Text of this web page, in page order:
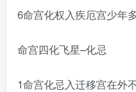
6命宫化权入疾厄宫少年
命宫四化飞星–化忌
1命宫化忌入迁移宫在外